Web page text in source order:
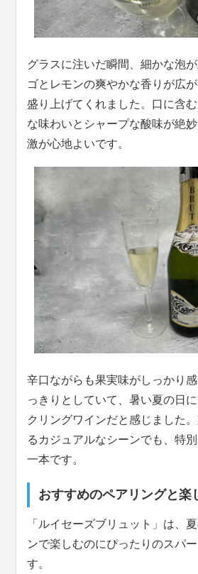
グラスに注いだ瞬間、細かな泡
ゴとレモンの爽やかな香りが広
盛り上げてくれました。口に含
な味わいとシャープな酸味が絶
激が心地よいです。
辛口ながらも果実味がしっかり
っきりとしていて、暑い夏の日
クリングワインだと感じました
るカジュアルなシーンでも、特
一本です。
おすすめのペアリングと楽
「ルイセーズブリュット」は、
ンで楽しむのにぴったりのスパ
す。